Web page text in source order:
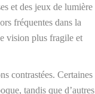
et des jeux de lumière
fréquentes dans la
vision plus fragile et
contrastées. Certaines
tandis que d’autres